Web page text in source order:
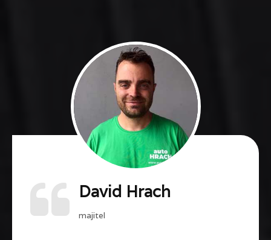
David Hrach
majitel